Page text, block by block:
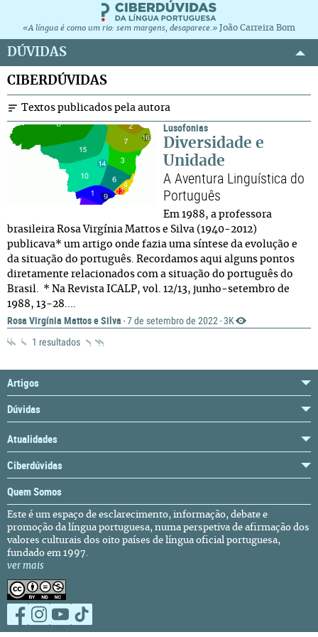
«A língua é como um rio: sem margens, desaparece.» João Carreira Bom
DÚVIDAS
CIBERDÚVIDAS
Textos publicados pela autora
Lusofonias
Diversidade e
Unidade
A Aventura Linguística do
Português
Em 1988, a professora
brasileira Rosa Virgínia Mattos e Silva (1940-2012)
publicava* um artigo onde fazia uma síntese da evolução e
da situação do português. Recordamos aqui alguns pontos
diretamente relacionados com a situação do português do
Brasil. * Na Revista ICALP, vol. 12/13, junho-setembro de
1988, 13-28....
Rosa Virgínia Mattos e Silva · 7 de setembro de 2022 · 3K
1 resultados
Artigos
Dúvidas
Atualidades
Ciberdúvidas
Quem Somos
Este é um espaço de esclarecimento, informação, debate e
promoção da língua portuguesa, numa perspetiva de afirmação dos
valores culturais dos oito países de língua oficial portuguesa,
fundado em 1997.
ver mais